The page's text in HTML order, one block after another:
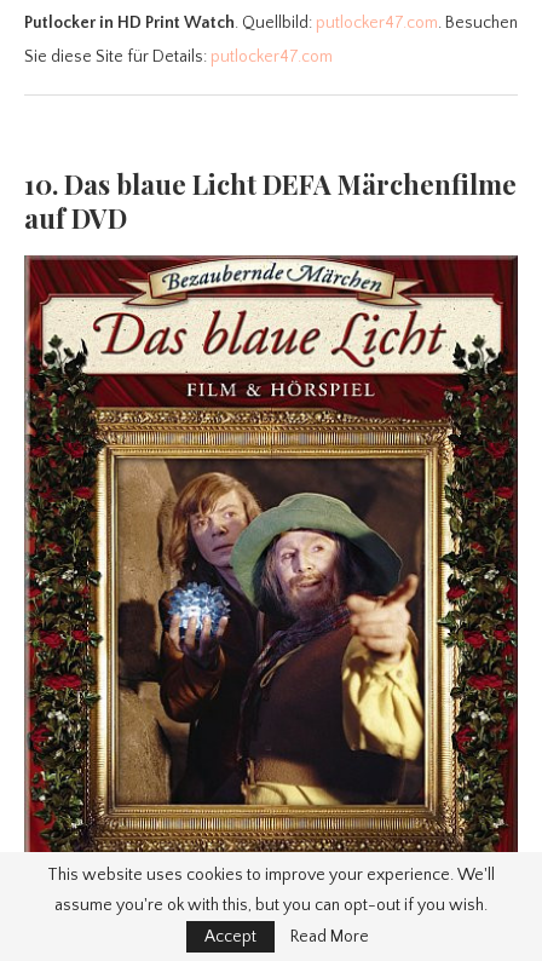
Putlocker in HD Print Watch. Quellbild: putlocker47.com. Besuchen
Sie diese Site für Details: putlocker47.com
10. Das blaue Licht DEFA Märchenfilme
auf DVD
This website uses cookies to improve your experience. We'll
assume you're ok with this, but you can opt-out if you wish.
Accept
Read More